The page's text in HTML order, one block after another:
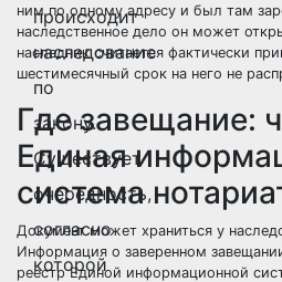
происходит
наследование
по
закону.
Существует
очередность,
согласно
которой
ним по одному адресу и был там
наследственное дело он может
наследник считается фактически
шестимесячный срок на него не
Где завещание:
Единая
система
Документ может храниться у
Информация о заверенном
реестр Единой информационной